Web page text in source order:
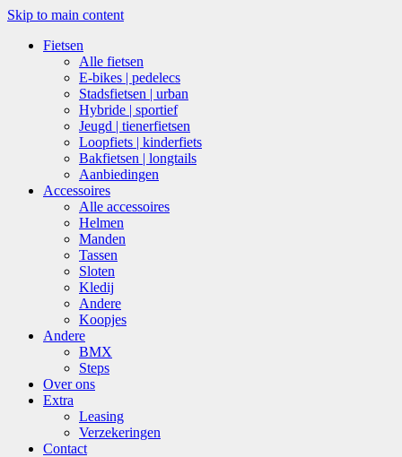
Skip to main content
Fietsen
Alle fietsen
E-bikes | pedelecs
Stadsfietsen | urban
Hybride | sportief
Jeugd | tienerfietsen
Loopfiets | kinderfiets
Bakfietsen | longtails
Aanbiedingen
Accessoires
Alle accessoires
Helmen
Manden
Tassen
Sloten
Kledij
Andere
Koopjes
Andere
BMX
Steps
Over ons
Extra
Leasing
Verzekeringen
Contact